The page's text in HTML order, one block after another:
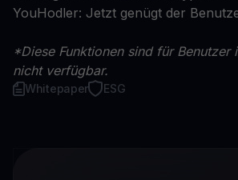
YouHodler: Jetzt genügt der
*Diese Funktionen sind für Benutzer
nicht verfügbar.
Whitepaper ESG